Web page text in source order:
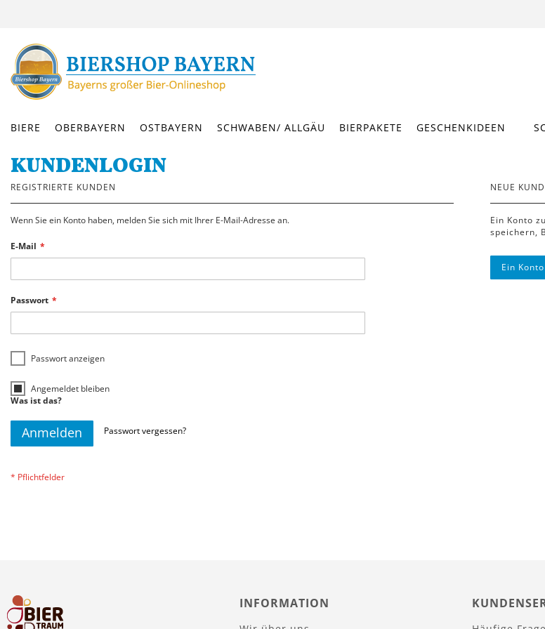
INHALT
BIERE OBERBAYERN OSTBAYERN SCHWABEN/ ALLGÄU BIERPAKETE GESCHENKIDEEN
KUNDENLOGIN
REGISTRIERTE KUNDEN
Wenn Sie ein Konto haben, melden Sie sich mit Ihrer E-Mail-Adresse an.
E-Mail
Passwort
Passwort anzeigen
Angemeldet bleiben
Was ist das?
Anmelden Passwort vergessen?
NEUE
Ein Konto
speichern,
Ein
INFORMATION